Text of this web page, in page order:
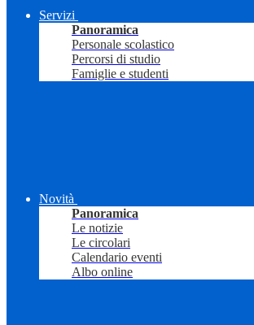
Servizi
Panoramica
Personale scolastico
Percorsi di studio
Famiglie e studenti
Novità
Panoramica
Le notizie
Le circolari
Calendario eventi
Albo online